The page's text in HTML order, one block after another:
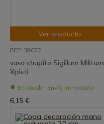
Ver producto
REF: 39072
vaso chupito Sigillum Militum
Xpisti
En stock - Envío inmediato
6,15 €